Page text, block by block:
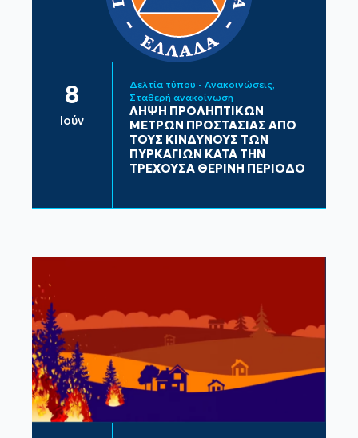
8
Ιούν
Δελτία τύπου - Ανακοινώσεις
Σταθερή ανακοίνωση
ΛΗΨΗ ΠΡΟΛΗΠΤΙΚΩΝ
ΜΕΤΡΩΝ ΠΡΟΣΤΑΣΙΑΣ ΑΠΟ
ΤΟΥΣ ΚΙΝΔΥΝΟΥΣ ΤΩΝ
ΠΥΡΚΑΓΙΩΝ ΚΑΤΑ ΤΗΝ
ΤΡΕΧΟΥΣΑ ΘΕΡΙΝΗ ΠΕΡΙΟΔΟ